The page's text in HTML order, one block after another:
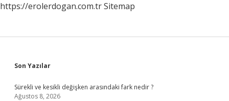
https://erolerdogan.com.trSitemap
Sidebar
Son Yazılar
Sürekli ve kesikli değişken arasındaki fark nedir ?
Ağustos 8, 2026